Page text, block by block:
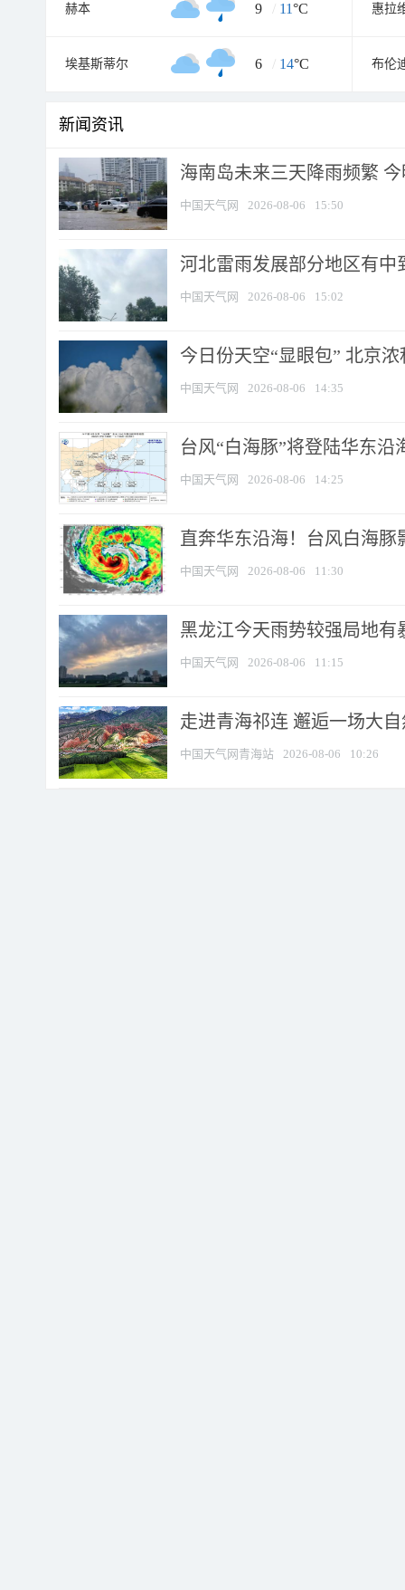
赫本 9 / 11°C 惠拉
埃基斯蒂尔 6 / 14°C 布伦
新闻资讯
海南岛未来三天降雨频繁
中国天气网 2026-08-06 15:50
河北雷雨发展部分地区有中
中国天气网 2026-08-06 15:02
今日份天空“显眼包” 北京
中国天气网 2026-08-06 14:35
台风“白海豚”将登陆华东沿
中国天气网 2026-08-06 14:25
直奔华东沿海！台风白海豚
中国天气网 2026-08-06 11:30
黑龙江今天雨势较强局地有
中国天气网 2026-08-06 11:15
走进青海祁连 邂逅一场大
中国天气网青海站 2026-08-06 10:26